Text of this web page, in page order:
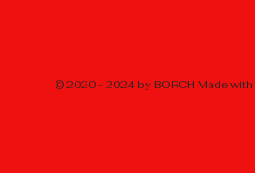
© 2020 - 2024 by BORCH Made with